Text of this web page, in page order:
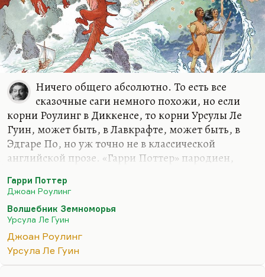
Ничего общего абсолютно. То есть все
сказочные саги немного похожи, но если
корни Роулинг в Диккенсе, то корни Урсулы Ле
Гуин, может быть, в Лавкрафте, может быть, в
Эдгаре По, но уж точно не в классической
английской прозе. «Гарри Поттер» пародиен,
по отношению к Бронте, по отношению к
Диккенсу, по отношению ко всем историям
найденышей, в отличие от Урсулы Ле Гуин,
которая была совсем другой природы. И ее
фэнтези, которое она, кстати, любила больше
всего написанного, гораздо, если угодно, научнее
Гарри Поттер
Джоан Роулинг
Волшебник Земноморья
Урсула Ле Гуин
Джоан Роулинг
Урсула Ле Гуин